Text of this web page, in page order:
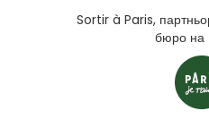
Sortir à Paris,
бюро на